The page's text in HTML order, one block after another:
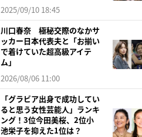
2025/09/10 18:45
川口春奈 極秘交際のなかサ
ッカー日本代表夫と「お揃い
で着けていた超高級アイテ
ム」
2026/08/06 11:00
「グラビア出身で成功してい
ると思う女性芸能人」ランキ
ング！3位今田美桜、2位小
池栄子を抑えた1位は？